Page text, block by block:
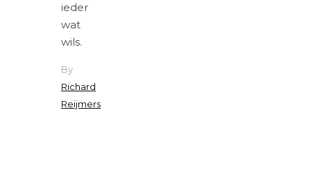
ieder
wat
wils.
By
Richard
Reijmers